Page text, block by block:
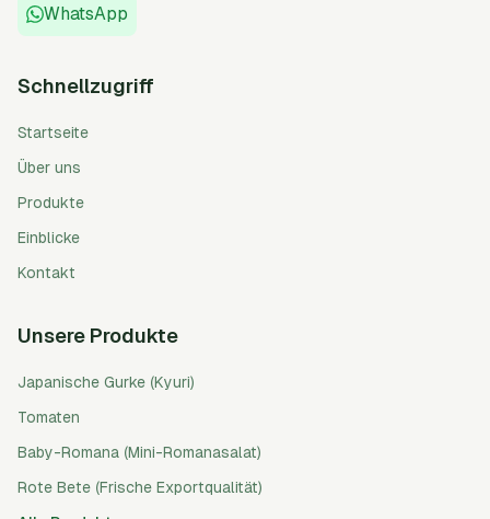
WhatsApp
Schnellzugriff
Startseite
Über uns
Produkte
Einblicke
Kontakt
Unsere Produkte
Japanische Gurke (Kyuri)
Tomaten
Baby-Romana (Mini-Romanasalat)
Rote Bete (Frische Exportqualität)